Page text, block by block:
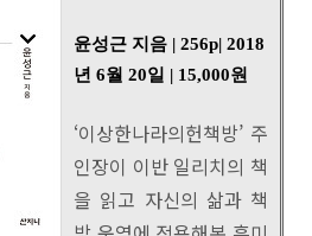
윤성근 지음 | 256p| 2018
년 6월 20일 | 15,000원
‘이상한나라의헌책방’ 주
인장이 이반 일리치의 책
을 읽고 자신의 삶과 책